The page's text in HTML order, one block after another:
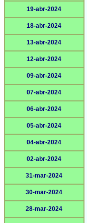
19-abr-2024
18-abr-2024
13-abr-2024
12-abr-2024
09-abr-2024
07-abr-2024
06-abr-2024
05-abr-2024
04-abr-2024
02-abr-2024
31-mar-2024
30-mar-2024
28-mar-2024